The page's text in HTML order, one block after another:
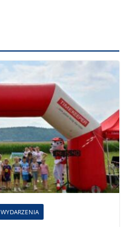
WYDARZENIA